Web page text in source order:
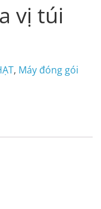
vị túi
, Máy đóng gói